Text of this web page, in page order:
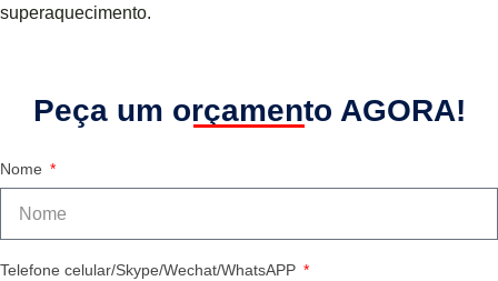
superaquecimento.
Peça um orçamento AGORA!
Nome
Telefone celular/Skype/Wechat/WhatsAPP